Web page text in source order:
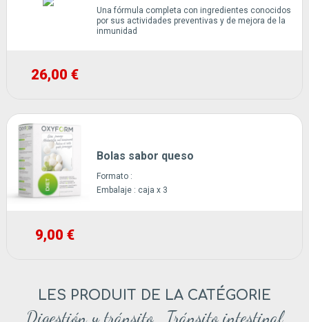
Una fórmula completa con ingredientes conocidos
por sus actividades preventivas y de mejora de la
inmunidad
26,00 €
Bolas sabor queso
Formato :
Embalaje : caja x 3
9,00 €
LES PRODUIT DE LA CATÉGORIE
Digestión y tránsito , Tránsito intestinal